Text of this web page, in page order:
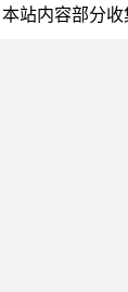
本站内容部分